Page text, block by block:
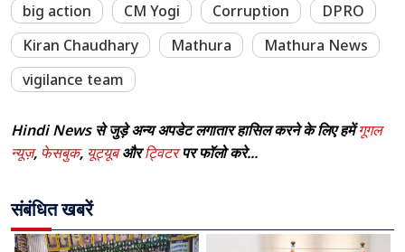
big action CM Yogi Corruption
DPRO
Kiran Chaudhary
Mathura
Mathura News
vigilance team
Hindi News से जुड़े अन्य अपडेट लगातार हासिल करने के लिए हमेंगूगल
न्यूज़, फेसबुक, यूट्यूबऔरट्विटरपर फॉलो करे...
संबंधित खबरें